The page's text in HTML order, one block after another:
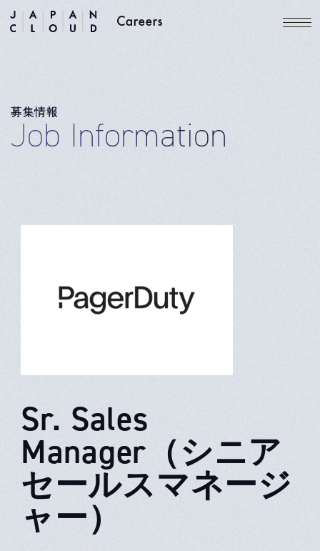
募集情報
Job Information
Sr. Sales
Manager（シニア
セールスマネージ
ャー）